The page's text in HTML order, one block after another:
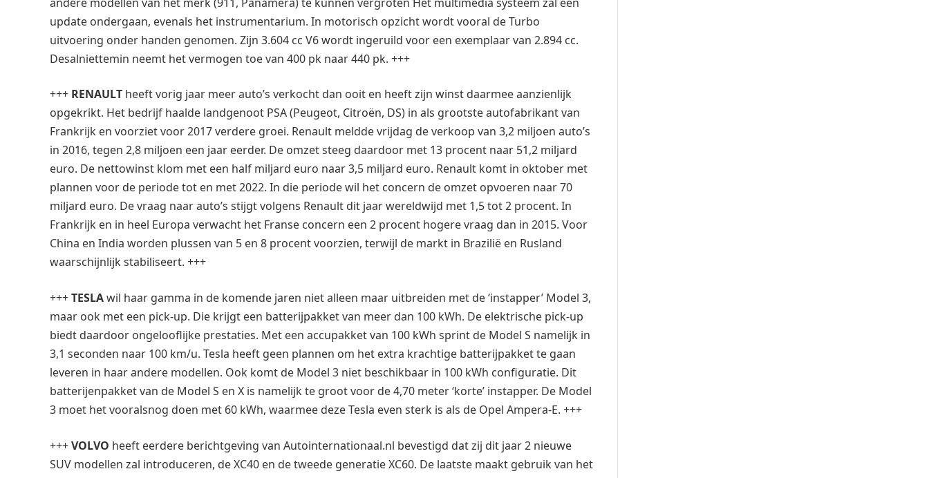
update ondergaan, evenals het instrumentarium. In motorisch opzicht wordt vooral de Turbo
uitvoering onder handen genomen. Zijn 3.604 cc V6 wordt ingeruild voor een exemplaar van 2.894 cc.
Desalniettemin neemt het vermogen toe van 400 pk naar 440 pk. +++
+++ RENAULT heeft vorig jaar meer auto’s verkocht dan ooit en heeft zijn winst daarmee aanzienlijk
opgekrikt. Het bedrijf haalde landgenoot PSA (Peugeot, Citroën, DS) in als grootste autofabrikant van
Frankrijk en voorziet voor 2017 verdere groei. Renault meldde vrijdag de verkoop van 3,2 miljoen auto’s
in 2016, tegen 2,8 miljoen een jaar eerder. De omzet steeg daardoor met 13 procent naar 51,2 miljard
euro. De nettowinst klom met een half miljard euro naar 3,5 miljard euro. Renault komt in oktober met
plannen voor de periode tot en met 2022. In die periode wil het concern de omzet opvoeren naar 70
miljard euro. De vraag naar auto’s stijgt volgens Renault dit jaar wereldwijd met 1,5 tot 2 procent. In
Frankrijk en in heel Europa verwacht het Franse concern een 2 procent hogere vraag dan in 2015. Voor
China en India worden plussen van 5 en 8 procent voorzien, terwijl de markt in Brazilië en Rusland
waarschijnlijk stabiliseert. +++
+++TESLAwil haar gamma in de komende jaren niet alleen maar uitbreiden met de ‘instapper’ Model 3,
maar ook met een pick-up. Die krijgt een batterijpakket van meer dan 100 kWh. De elektrische pick-up
biedt daardoor ongelooflijke prestaties. Met een accupakket van 100 kWh sprint de Model S namelijk in
3,1 seconden naar 100 km/u. Tesla heeft geen plannen om het extra krachtige batterijpakket te gaan
leveren in haar andere modellen. Ook komt de Model 3 niet beschikbaar in 100 kWh configuratie. Dit
batterijenpakket van de Model S en X is namelijk te groot voor de 4,70 meter ‘korte’ instapper. De Model
3 moet het vooralsnog doen met 60 kWh, waarmee deze Tesla even sterk is als de Opel Ampera-E. +++
+++VOLVO heeft eerdere berichtgeving van Autointernationaal.nl bevestigd dat zij dit jaar 2 nieuwe
SUV modellen zal introduceren, de XC40 en de tweede generatie XC60. De laatste maakt gebruik van het